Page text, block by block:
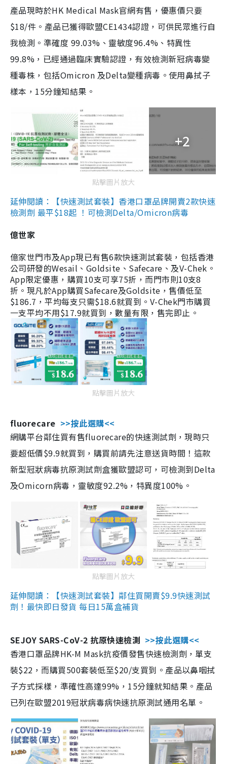
產品現時於HK Medical Mask官網有售，優惠價只要
$18/件。產品已獲得歐盟CE1434認證，可供民眾進行自
我檢測。準確度 99.03%、靈敏度96.4%、特異性
99.8%，已經通過臨床實驗認證，有效檢測新冠病毒變
種毒株，包括Omicron 及Delta變種病毒。使用鼻拭子
樣本，15分鐘知結果。
+2
點擊圖片放大
延伸閱讀：【快速測試套裝】香港口罩品牌開賣2款快速
檢測劑 最平$18起 ！可檢測Delta/Omicron病毒
億世家
億家世門市及App現已有售6款快速測試套裝，包括香港
公司研發的Wesail、Goldsite、Safecare、及V-Chek。
App限定優惠，購買10支可享75折，而門市則10支8
折。現凡於App購買Safecare及Goldsite，售價低至
$186.7，平均每支只需$18.6就買到。V-Chek門市購買
一支平均不用$17.9就買到，數量有限，售完即止。
點擊圖片放大
fluorecare >>按此選購<<
網購平台鄰住買有售fluorecare的快速測試劑，現時只
要超低價$9.9就買到，購買前請先注意送貨時間！這款
新型冠狀病毒抗原測試劑盒獲歐盟認可，可檢測到Delta
及Omicorn病毒，靈敏度92.2%，特異度100%。
點擊圖片放大
延伸閱讀：【快速測試套裝】鄰住買開賣$9.9快速測試
劑！最快即日發貨 每日15萬盒補貨
SEJOY SARS-CoV-2 抗原快速檢測 >>按此選購<<
香港口罩品牌HK-M Mask抗疫價發售快速檢測劑，單支
裝$22，而購買500套裝低至$20/支買到。產品以鼻咽拭
子方式採樣，準確性高達99%，15分鐘就知結果。產品
已列在歐盟2019冠狀病毒病快速抗原測試通用名單。